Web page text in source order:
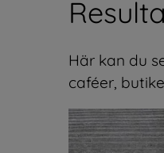
Här kan du
caféer,